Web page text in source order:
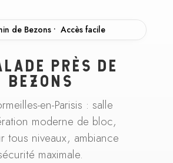
de Bezons • Accès facile
PRÈS DE
BEZONS
en-Parisis : salle
moderne de bloc,
tous niveaux, ambiance
maximale.